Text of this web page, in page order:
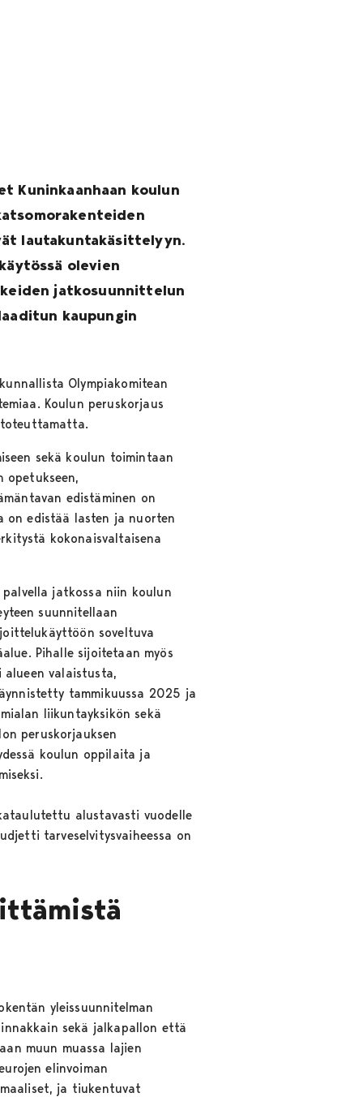
Kuninkaanhaan koulun
lautakuntakäsittelyyn.
olevien
jatkosuunnittelun
kaupungin
Olympiakomitean
Koulun peruskorjaus
toteuttamatta.
sekä koulun toimintaan
opetukseen,
edistäminen on
on edistää lasten ja nuorten
kokonaisvaltaisena
jatkossa niin koulun
suunnitellaan
soveltuva
Pihalle sijoitetaan myös
alueen valaistusta,
tammikuussa 2025 ja
liikuntayksikön sekä
peruskorjauksen
koulun oppilaita ja
alustavasti vuodelle
tarveselvitysvaiheessa on
yleissuunnitelman
sekä jalkapallon että
muun muassa lajien
elinvoiman
ja tiukentuvat